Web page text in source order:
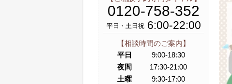
0120-758-352
平日・土日祝6:00-22:00
【相談時間のご案内】
平日
9:00-18:30
夜間
17:30-21:00
土曜
9:30-17:00